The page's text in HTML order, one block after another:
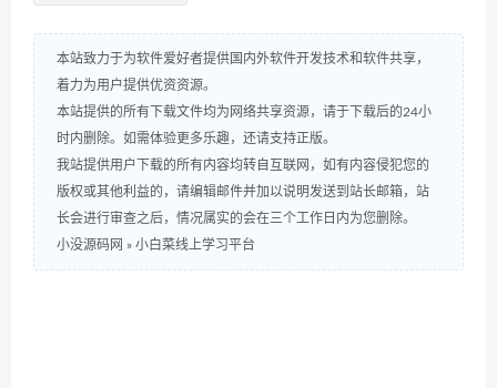
本站致力于为软件爱好者提供国内外软件开发技术和软件共享，
着力为用户提供优资资源。
本站提供的所有下载文件均为网络共享资源，请于下载后的24小
时内删除。如需体验更多乐趣，还请支持正版。
我站提供用户下载的所有内容均转自互联网，如有内容侵犯您的
版权或其他利益的，请编辑邮件并加以说明发送到站长邮箱，站
长会进行审查之后，情况属实的会在三个工作日内为您删除。
小没源码网 » 小白菜线上学习平台